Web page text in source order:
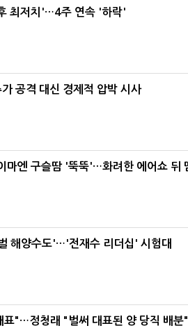
최저치'…4주 연속 '하락'
공격 대신 경제적 압박 시사
엔 구슬땀 '뚝뚝'…화려한 에어쇼 뒤
해양수도'…'전재수 리더십' 시험대
표"…정청래 "벌써 대표된 양 당직 배분"